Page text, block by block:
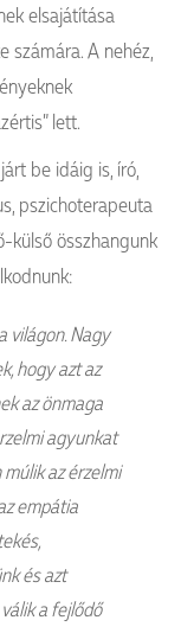
elsajátítása
számára. A nehéz,
lett.
be idáig is, író,
pszichoterapeuta
külső összhangunk
világon. Nagy
hogy azt az
az önmaga
agyunkat
az érzelmi
empátia
és azt
a fejlődő